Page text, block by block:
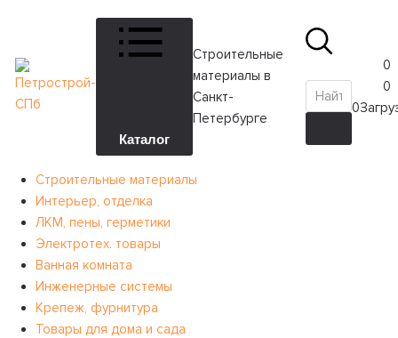
Каталог
Строительные
материалы в
Санкт-
Петербурге
0
0
0
Строительные материалы
Интерьер, отделка
ЛКМ, пены, герметики
Электротех. товары
Ванная комната
Инженерные системы
Крепеж, фурнитура
Товары для дома и сада